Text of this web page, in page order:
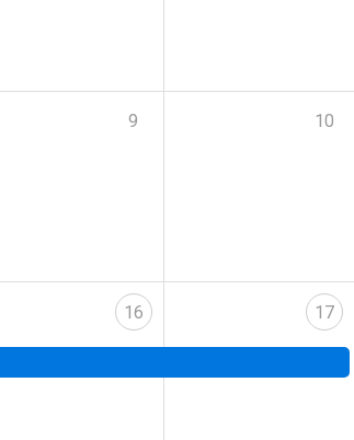
9 10
16 17